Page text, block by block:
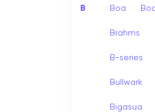
B Boa
Brahms
B-series
Bullwark
Bigasua